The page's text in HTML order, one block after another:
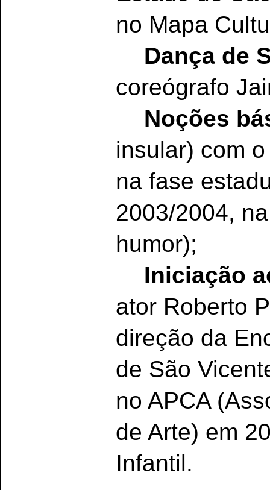
no Mapa
Dança de
coreógrafo
Noções
insular) com
na fase
2003/2004,
humor);
Iniciação
ator Roberto
direção da
de São
no APCA
de Arte) em
Infantil.